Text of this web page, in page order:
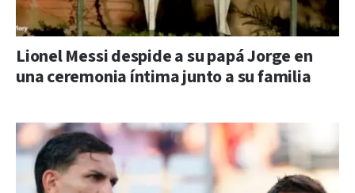
Lionel Messi despide a su papá Jorge en
una ceremonia íntima junto a su familia